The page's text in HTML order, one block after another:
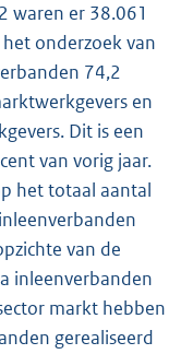
waren er 38.061
onderzoek van
74,2
en
Dit is een
van vorig jaar.
het totaal aantal
van de
inleenverbanden
markt hebben
gerealiseerd